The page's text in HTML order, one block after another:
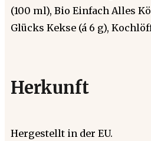
(100 ml), Bio Einfach Alles
Glücks Kekse (á 6 g),
Herkunft
Hergestellt in der EU.